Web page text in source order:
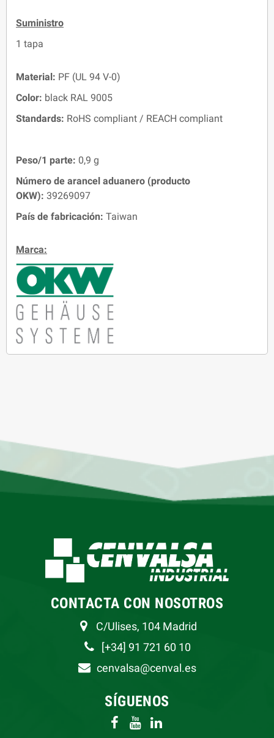
Suministro
1 tapa
Material: PF (UL 94 V-0)
Color: black RAL 9005
Standards: RoHS compliant / REACH compliant
Peso/1 parte: 0,9 g
Número de arancel aduanero (producto
OKW): 39269097
País de fabricación: Taiwan
Marca:
CONTACTA CON NOSOTROS
C/Ulises, 104 Madrid
[+34] 91 721 60 10
cenvalsa@cenval.es
SÍGUENOS